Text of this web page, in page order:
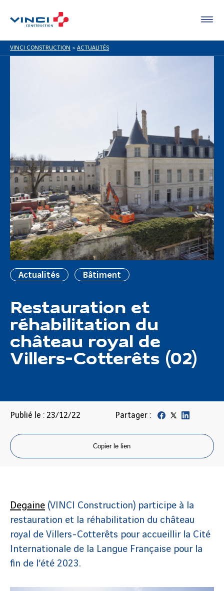
VINCI CONSTRUCTION > ACTUALITÉS
Actualités Bâtiment
Restauration et
réhabilitation du
château royal de
Villers-Cotterêts (02)
Publié le : 23/12/22 Partager :
Copier le lien
Degaine (VINCI Construction) participe à la
restauration et la réhabilitation du château
royal de Villers-Cotterêts pour accueillir la Cité
Internationale de la Langue Française pour la
fin de l’été 2023.